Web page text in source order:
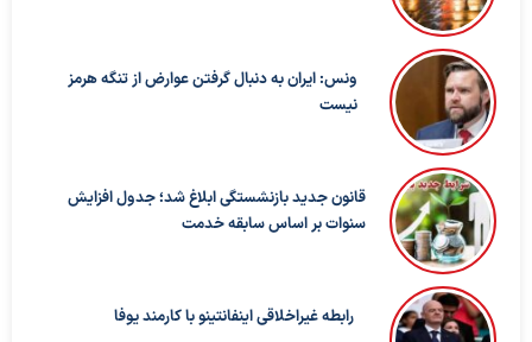
ونس: ایران به دنبال گرفتن عوارض از تنگه هرمز
نیست
قانون جدید بازنشستگی ابلاغ شد؛ جدول افزایش
سنوات بر اساس سابقه خدمت
رابطه غیراخلاقی اینفانتینو با کارمند یوفا